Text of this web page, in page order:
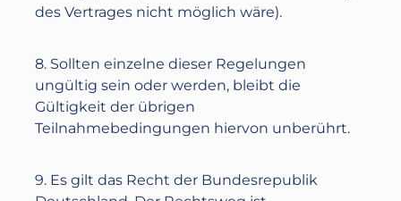
des Vertrages nicht möglich wäre).
8. Sollten einzelne dieser Regelungen
ungültig sein oder werden, bleibt die
Gültigkeit der übrigen
Teilnahmebedingungen hiervon unberührt.
9. Es gilt das Recht der Bundesrepublik